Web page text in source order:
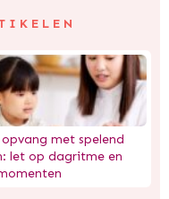
opvang met spelend
let op dagritme en